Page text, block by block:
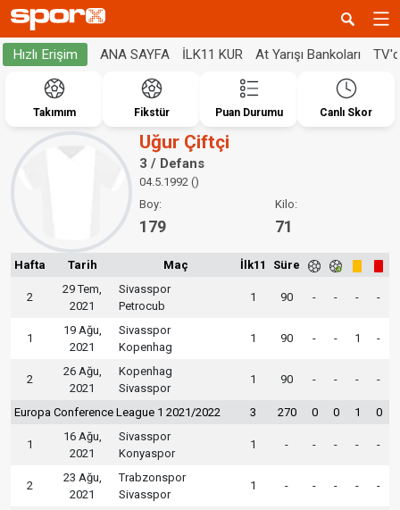
Hızlı Erişim ANA SAYFA İLK11 KUR At Yarışı Bankoları
Takımım Fikstür Puan Durumu Canlı Skor
Uğur Çiftçi
3 / Defans
04.5.1992 ()
Boy:
179
Kilo:
71
Hafta Tarih Maç İlk11 Süre
2
29 Tem,
2021
Sivasspor
Petrocub
1 90 - - - -
1
19 Ağu,
2021
Sivasspor
Kopenhag
1 90 - - 1 -
2
26 Ağu,
2021
Kopenhag
Sivasspor
1 90 - - - -
Europa Conference League 1 2021/2022 3 270 0 0 1 0
1
16 Ağu,
2021
Sivasspor
Konyaspor
1 - - - - -
2
23 Ağu,
2021
Trabzonspor
Sivasspor
1 - - - - -